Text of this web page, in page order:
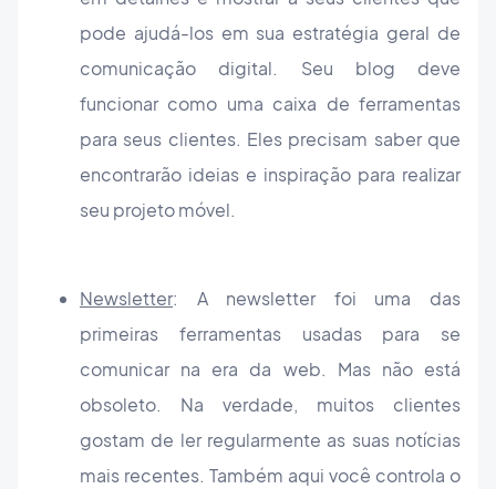
pode ajudá-los em sua estratégia geral de
comunicação digital. Seu blog deve
funcionar como uma caixa de ferramentas
para seus clientes. Eles precisam saber que
encontrarão ideias e inspiração para realizar
seu projeto móvel.
Newsletter: A newsletter foi uma das
primeiras ferramentas usadas para se
comunicar na era da web. Mas não está
obsoleto. Na verdade, muitos clientes
gostam de ler regularmente as suas notícias
mais recentes. Também aqui você controla o